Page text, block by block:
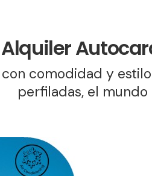
Alquiler
con comodidad y
perfiladas, el